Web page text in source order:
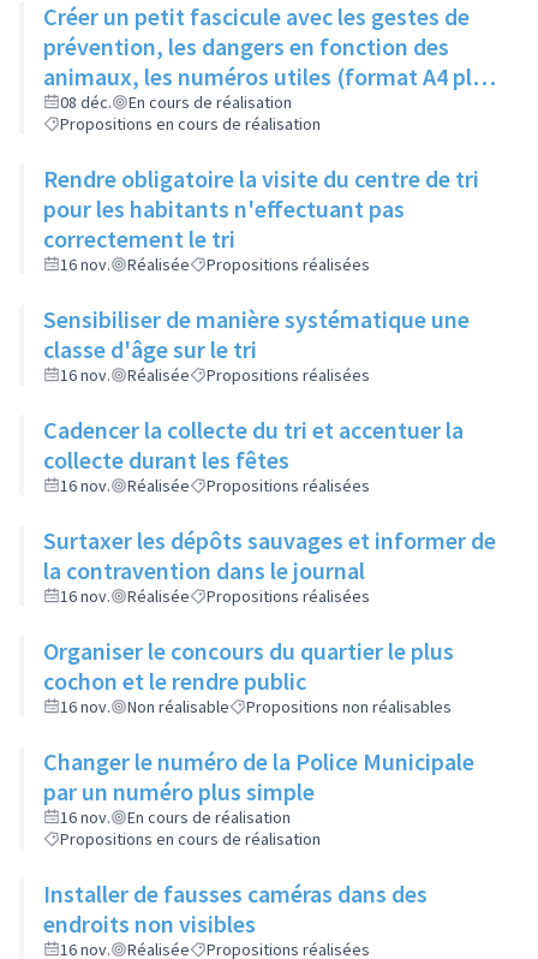
Créer un petit fascicule avec les gestes de
prévention, les dangers en fonction des
animaux, les numéros utiles (format A4 plié
en 2)
08 déc.
En cours de réalisation
Propositions en cours de réalisation
Rendre obligatoire la visite du centre de tri
pour les habitants n'effectuant pas
correctement le tri
16 nov. Réalisée Propositions réalisées
Sensibiliser de manière systématique une
classe d'âge sur le tri
16 nov. Réalisée Propositions réalisées
Cadencer la collecte du tri et accentuer la
collecte durant les fêtes
16 nov. Réalisée Propositions réalisées
Surtaxer les dépôts sauvages et informer de
la contravention dans le journal
16 nov. Réalisée Propositions réalisées
Organiser le concours du quartier le plus
cochon et le rendre public
16 nov. Non réalisable Propositions non réalisables
Changer le numéro de la Police Municipale
par un numéro plus simple
16 nov.
En cours de réalisation
Propositions en cours de réalisation
Installer de fausses caméras dans des
endroits non visibles
16 nov. Réalisée Propositions réalisées